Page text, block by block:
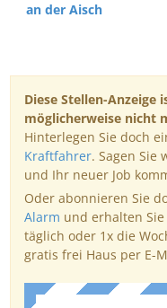
an der Aisch
Diese Stellen-Anzeige
möglicherweise nicht
Hinterlegen Sie doch
Kraftfahrer. Sagen Sie
und Ihr neuer Job
Oder abonnieren Sie
Alarm und erhalten
täglich oder 1x die
gratis frei Haus per E-